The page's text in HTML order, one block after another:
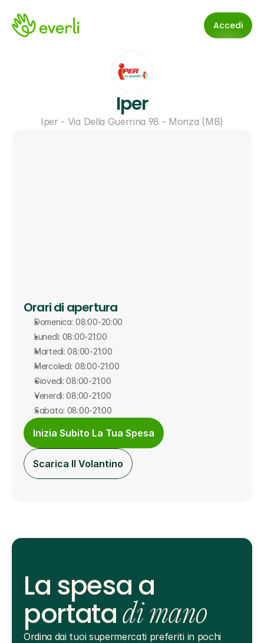
Accedi
Iper
Iper - Via Della Guerrina 98 - Monza (MB)
Orari di apertura
Domenica: 08:00-20:00
Lunedì: 08:00-21:00
Martedì: 08:00-21:00
Mercoledì: 08:00-21:00
Giovedì: 08:00-21:00
Venerdì: 08:00-21:00
Sabato: 08:00-21:00
Inizia Subito La Tua Spesa
Scarica Il Volantino
La spesa a
portatadi mano
Ordina dai tuoi supermercati preferiti in pochi